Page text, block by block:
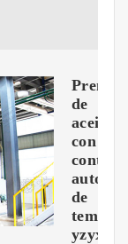
Prensa
de
aceite
con
control
de